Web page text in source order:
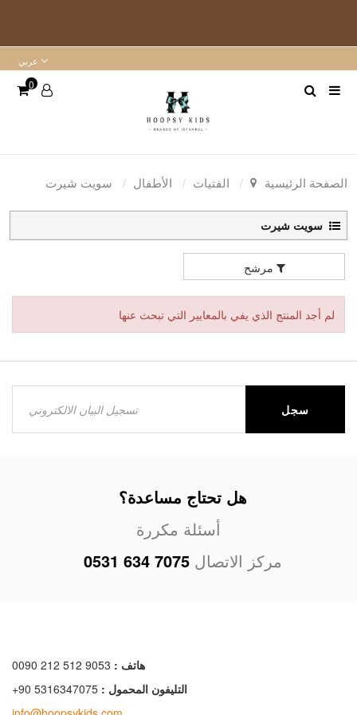
عربي
0
الصفحة الرئيسية الفتيات الأطفال سويت شيرت
سويت شيرت
مرشح
لم أجد المنتج الذي يفي بالمعايير التي تبحث عنها
سجل
هل تحتاج مساعدة؟
أسئلة مكررة
مركز الاتصال 0531 634 7075
هاتف : 0090 212 512 9053
التليفون المحمول : +90 5316347075